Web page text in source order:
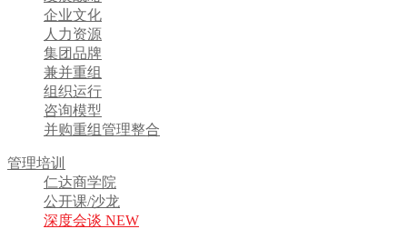
企业文化
人力资源
集团品牌
兼并重组
组织运行
咨询模型
并购重组管理整合
管理培训
仁达商学院
公开课/沙龙
深度会谈 NEW